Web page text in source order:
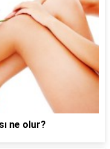
ne olur?